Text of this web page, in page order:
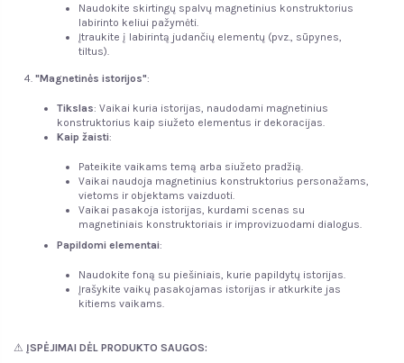
Naudokite skirtingų spalvų magnetinius konstruktorius
labirinto keliui pažymėti.
Įtraukite į labirintą judančių elementų (pvz., sūpynes,
tiltus).
"Magnetinės istorijos":
Tikslas: Vaikai kuria istorijas, naudodami magnetinius
konstruktorius kaip siužeto elementus ir dekoracijas.
Kaip žaisti:
Pateikite vaikams temą arba siužeto pradžią.
Vaikai naudoja magnetinius konstruktorius personažams,
vietoms ir objektams vaizduoti.
Vaikai pasakoja istorijas, kurdami scenas su
magnetiniais konstruktoriais ir improvizuodami dialogus.
Papildomi elementai:
Naudokite foną su piešiniais, kurie papildytų istorijas.
Įrašykite vaikų pasakojamas istorijas ir atkurkite jas
kitiems vaikams.
⚠ ĮSPĖJIMAI DĖL PRODUKTO SAUGOS: